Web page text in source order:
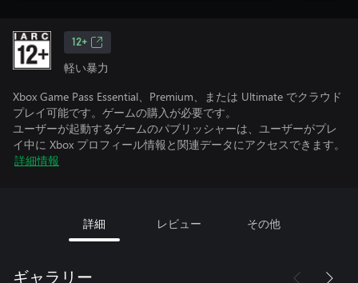
12+
軽い暴力
Xbox Game Pass Essential、Premium、または Ultimate でクラウド
プレイ可能です。ゲームの購入が必要です。
ユーザーが起動するゲームのパブリッシャーは、ユーザーがプレ
イ中に Xbox プロフィール情報と関連データにアクセスできます。
詳細情報
詳細 レビュー その他
ギャラリー